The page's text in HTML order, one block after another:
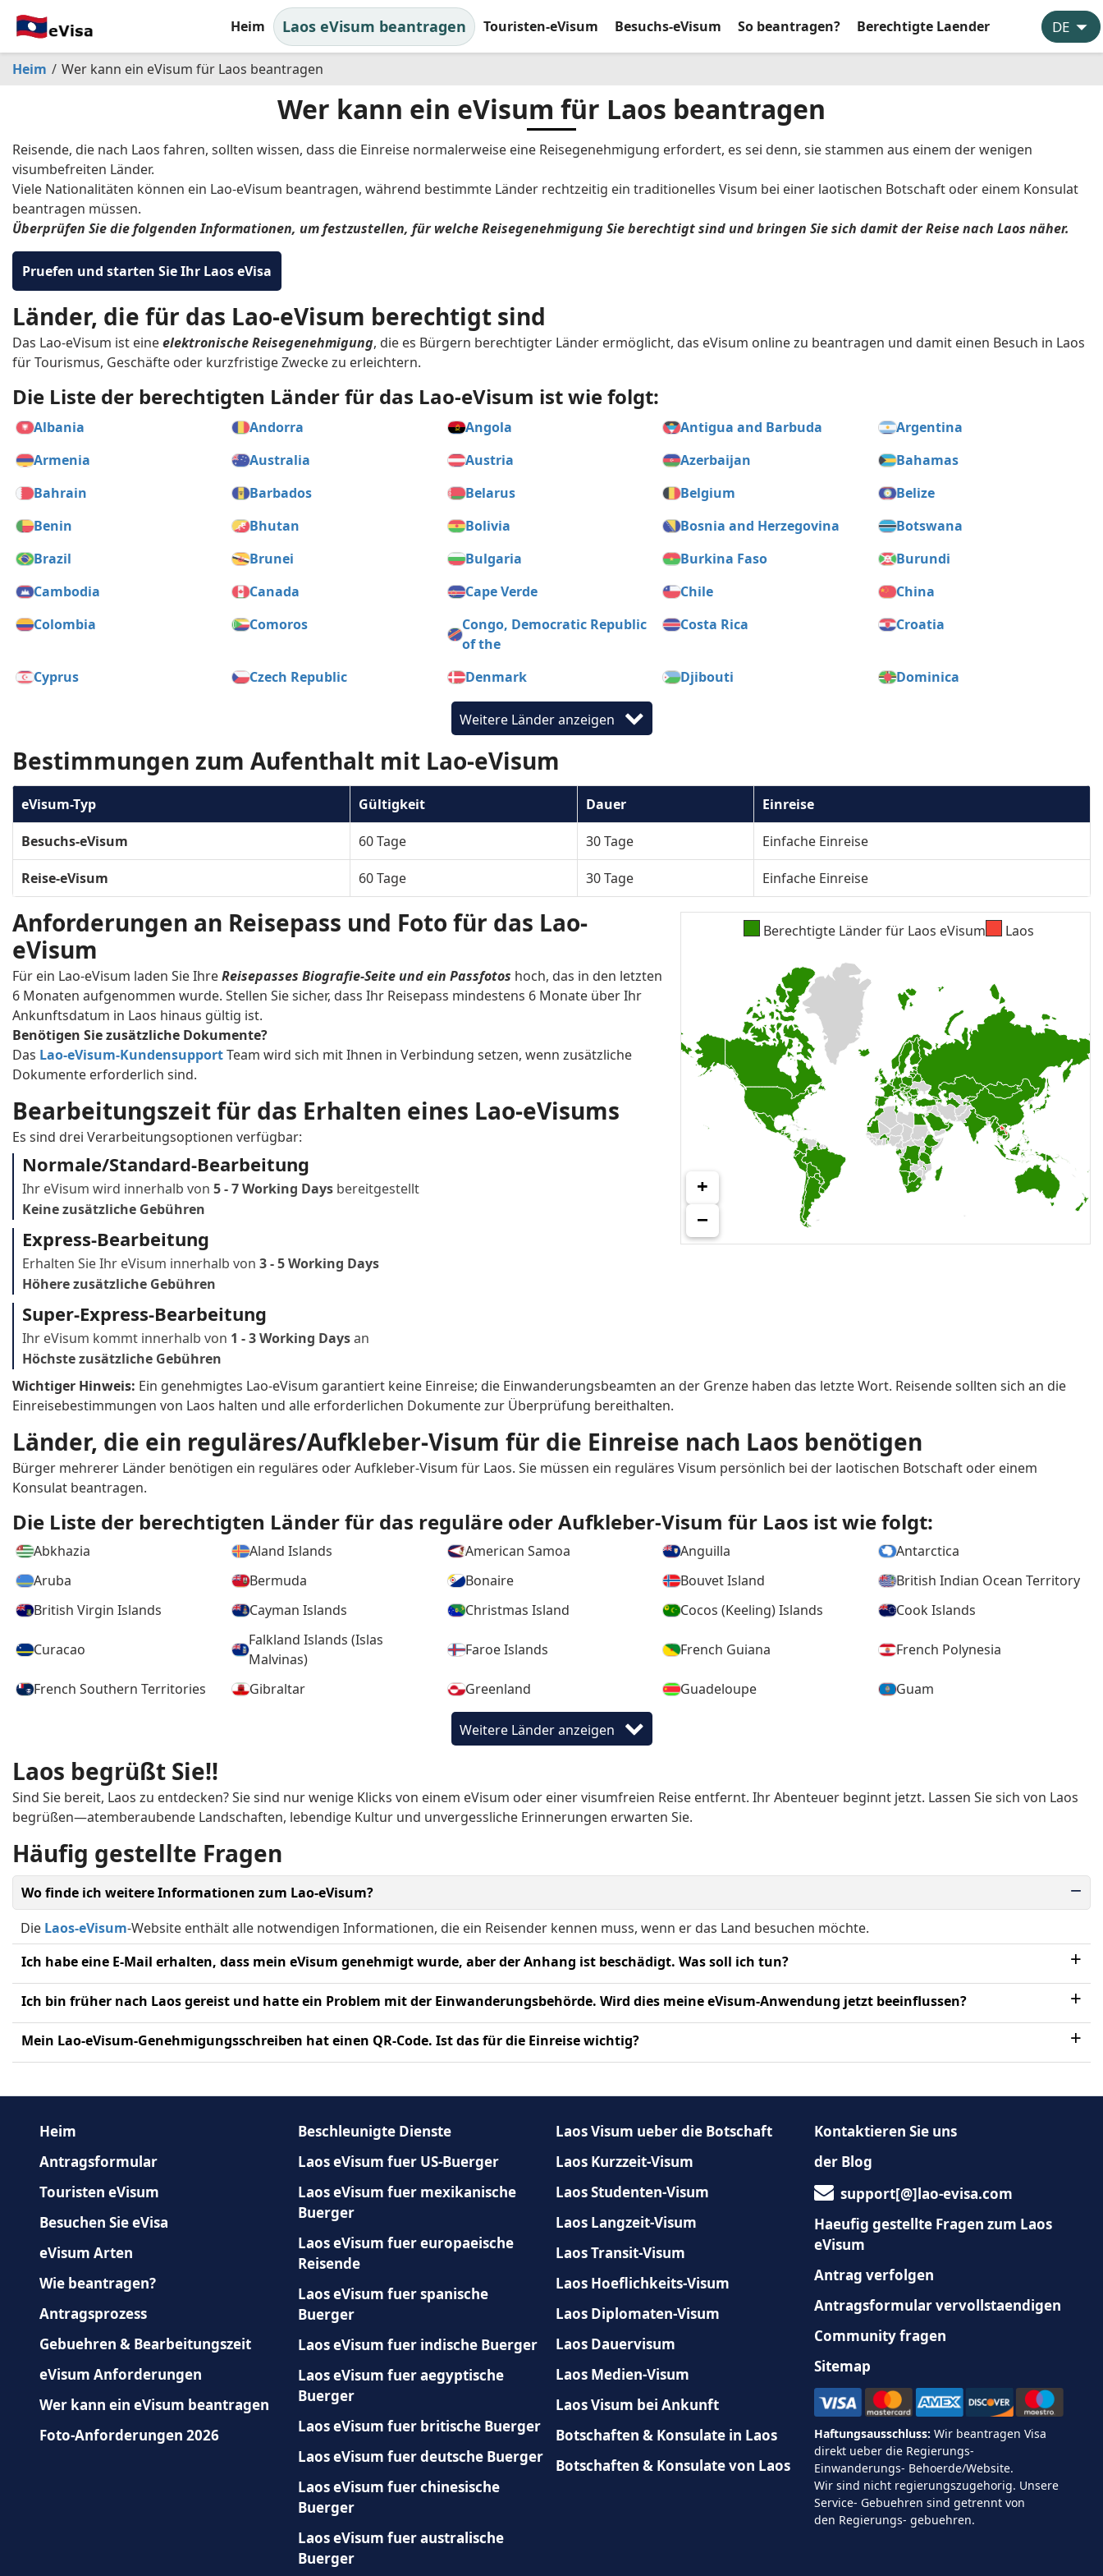
Heim Laos eVisum beantragen Touristen-eVisum Besuchs-eVisum So beantragen? Berechtigte Laender
Heim Wer kann ein eVisum für Laos beantragen
Wer kann ein eVisum für Laos beantragen
Reisende, die nach Laos fahren, sollten wissen, dass die Einreise normalerweise eine Reisegenehmigung erfordert, es sei denn, sie stammen aus einem der wenigen
visumbefreiten Länder.
Viele Nationalitäten können ein Lao-eVisum beantragen, während bestimmte Länder rechtzeitig ein traditionelles Visum bei einer laotischen Botschaft oder einem Konsulat
beantragen müssen.
Überprüfen Sie die folgenden Informationen, um festzustellen, für welche Reisegenehmigung Sie berechtigt sind und bringen Sie sich damit der Reise nach Laos näher.
Pruefen und starten Sie Ihr Laos eVisa
Länder, die für das Lao-eVisum berechtigt sind
Das Lao-eVisum ist eineelektronische Reisegenehmigung, die es Bürgern berechtigter Länder ermöglicht, das eVisum online zu beantragen und damit einen Besuch in Laos
für Tourismus, Geschäfte oder kurzfristige Zwecke zu erleichtern.
Die Liste der berechtigten Länder für das Lao-eVisum ist wie folgt:
Albania Andorra Angola Antigua and Barbuda
Argentina
Armenia
Australia Austria Azerbaijan
Bahamas
Bahrain
Barbados Belarus Belgium
Belize
Benin
Bhutan Bolivia Bosnia and Herzegovina
Botswana
Brazil
Brunei Bulgaria Burkina Faso
Burundi
Cambodia
Canada Cape Verde Chile
China
Colombia
Comoros
Congo, Democratic Republic
of the
Costa Rica Croatia
Cyprus Czech Republic Denmark Djibouti
Dominica
Gabon
Gambia Georgia
Grenada
Hungary
Israel
Kyrgyzstan
Lithuania
Luxembourg
Macau
Macedonia, Republic of Madagascar
Maldives
Malta Marshall Islands Mauritania
Mauritius
Mexico
Micronesia, Federated States
of
Monaco Mongolia
Nepal
Netherlands
New Zealand Nicaragua Norway
Oman
Palau
Panama
Peru
Philippines
Poland Qatar
Romania
Saint Lucia
Saint Vincent and the
Grenadines
Samoa
Seychelles
Singapore
South Africa
Spain
Togo
Trinidad and Tobago Tunisia
Tuvalu
United Arab Emirates United Kingdom United States of America
Uruguay
Vanuatu
Vietnam
Weitere Länder anzeigen
Bestimmungen zum Aufenthalt mit Lao-eVisum
eVisum-Typ Gültigkeit Dauer Einreise
Besuchs-eVisum 60 Tage 30 Tage Einfache Einreise
Reise-eVisum 60 Tage 30 Tage Einfache Einreise
Berechtigte Länder für Laos eVisum Laos
+
−
Anforderungen an Reisepass und Foto für das Lao-
eVisum
Für ein Lao-eVisum laden Sie IhreReisepasses Biografie-Seite und ein Passfotos hoch, das in den letzten
6 Monaten aufgenommen wurde. Stellen Sie sicher, dass Ihr Reisepass mindestens 6 Monate über Ihr
Ankunftsdatum in Laos hinaus gültig ist.
Benötigen Sie zusätzliche Dokumente?
Das Lao-eVisum-KundensupportTeam wird sich mit Ihnen in Verbindung setzen, wenn zusätzliche
Dokumente erforderlich sind.
Bearbeitungszeit für das Erhalten eines Lao-eVisums
Es sind drei Verarbeitungsoptionen verfügbar:
Normale/Standard-Bearbeitung
Ihr eVisum wird innerhalb von 5 - 7 Working Days bereitgestellt
Keine zusätzliche Gebühren
Express-Bearbeitung
Erhalten Sie Ihr eVisum innerhalb von 3 - 5 Working Days
Höhere zusätzliche Gebühren
Super-Express-Bearbeitung
Ihr eVisum kommt innerhalb von 1 - 3 Working Daysan
Höchste zusätzliche Gebühren
Wichtiger Hinweis: Ein genehmigtes Lao-eVisum garantiert keine Einreise; die Einwanderungsbeamten an der Grenze haben das letzte Wort. Reisende sollten sich an die
Einreisebestimmungen von Laos halten und alle erforderlichen Dokumente zur Überprüfung bereithalten.
Länder, die ein reguläres/Aufkleber-Visum für die Einreise nach Laos benötigen
Bürger mehrerer Länder benötigen ein reguläres oder Aufkleber-Visum für Laos. Sie müssen ein reguläres Visum persönlich bei der laotischen Botschaft oder einem
Konsulat beantragen.
Die Liste der berechtigten Länder für das reguläre oder Aufkleber-Visum für Laos ist wie folgt:
Abkhazia Aland Islands American Samoa Anguilla
Antarctica
Aruba
Bermuda Bonaire Bouvet Island
British Indian Ocean Territory
British Virgin Islands
Cayman Islands Christmas Island Cocos (Keeling) Islands Cook Islands
Curacao
Falkland Islands (Islas
Malvinas)
Faroe Islands French Guiana French Polynesia
French Southern Territories Gibraltar Greenland Guadeloupe Guam
Islands
Martinique
Niue
Norfolk Island Northern Cyprus Northern Mariana Islands Pitcairn
Sahrawi Arab Democratic
Saint Martin Saint Pierre and Miquelon
South Georgia and the South
Svalbard and Jan Mayen Swaziland Tokelau Transnistria
US Virgin Islands Uganda
United States Minor Outlying
Vatican City (Holy See)
Western Sahara
Weitere Länder anzeigen
Laos begrüßt Sie!!
Sind Sie bereit, Laos zu entdecken? Sie sind nur wenige Klicks von einem eVisum oder einer visumfreien Reise entfernt. Ihr Abenteuer beginnt jetzt. Lassen Sie sich von Laos
begrüßen—atemberaubende Landschaften, lebendige Kultur und unvergessliche Erinnerungen erwarten Sie.
Häufig gestellte Fragen
Wo finde ich weitere Informationen zum Lao-eVisum?
Die Laos-eVisum-Website enthält alle notwendigen Informationen, die ein Reisender kennen muss, wenn er das Land besuchen möchte.
Ich habe eine E-Mail erhalten, dass mein eVisum genehmigt wurde, aber der Anhang ist beschädigt. Was soll ich tun?
Sie müssen sich sofort an Lao-Kundensupportwenden, um eine legitime Kopie Ihres eVisums zu erhalten.Ich bin früher nach Laos gereist und hatte ein Problem mit der Einwanderungsbehörde. Wird dies meine eVisum-Anwendung jetzt beeinflussen?
Probleme mit der Einwanderung in der Vergangenheit könnten potenziell gekennzeichnet werden; es ist ratsam, transparent zu sein, wenn Sie gefragt werden.
Mein Lao-eVisum-Genehmigungsschreiben hat einen QR-Code. Ist das für die Einreise wichtig?
Heim
Antragsformular
Touristen eVisum
Besuchen Sie eVisa
eVisum Arten
Wie beantragen?
Antragsprozess
Gebuehren & Bearbeitungszeit
eVisum Anforderungen
Wer kann ein eVisum beantragen
Foto-Anforderungen 2026
Beschleunigte Dienste
Laos eVisum fuer US-Buerger
Laos eVisum fuer mexikanische
Buerger
Laos eVisum fuer europaeische
Reisende
Laos eVisum fuer spanische
Buerger
Laos eVisum fuer indische Buerger
Laos eVisum fuer aegyptische
Buerger
Laos eVisum fuer britische Buerger
Laos eVisum fuer deutsche Buerger
Laos eVisum fuer chinesische
Buerger
Laos eVisum fuer australische
Buerger
Laos Visum ueber die Botschaft
Laos Kurzzeit-Visum
Laos Studenten-Visum
Laos Langzeit-Visum
Laos Transit-Visum
Laos Hoeflichkeits-Visum
Laos Diplomaten-Visum
Laos Dauervisum
Laos Medien-Visum
Laos Visum bei Ankunft
Botschaften & Konsulate in Laos
Botschaften & Konsulate von Laos
Kontaktieren Sie uns
der Blog
support[@]lao-evisa.com
Haeufig gestellte Fragen zum Laos
eVisum
Antrag verfolgen
Antragsformular vervollstaendigen
Community fragen
Sitemap